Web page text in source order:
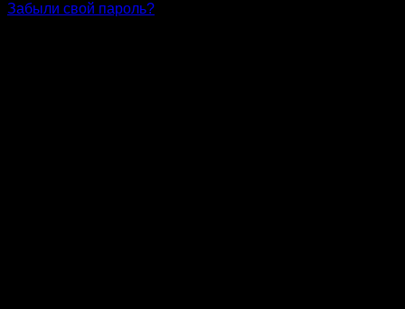
Забыли свой пароль?